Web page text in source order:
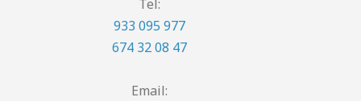
Tel:
933 095 977
674 32 08 47
Email: